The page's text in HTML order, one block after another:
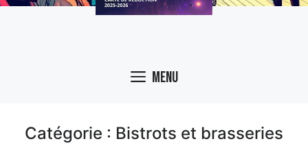
Menu
Catégorie : Bistrots et brasseries